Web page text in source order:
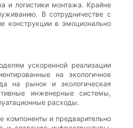
и логистики монтажа. Крайне
В сотрудничестве с
конструкции в эмоционально
ускоренной реализации
на экологичное
на рынок и экологическая
инженерные системы,
расходы.
компоненты и предварительно